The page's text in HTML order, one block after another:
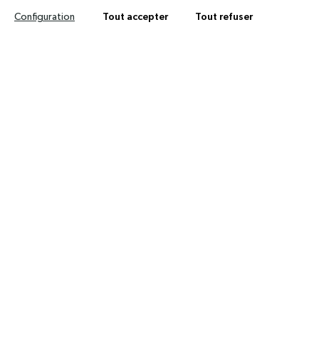
Configuration Tout accepter Tout refuser